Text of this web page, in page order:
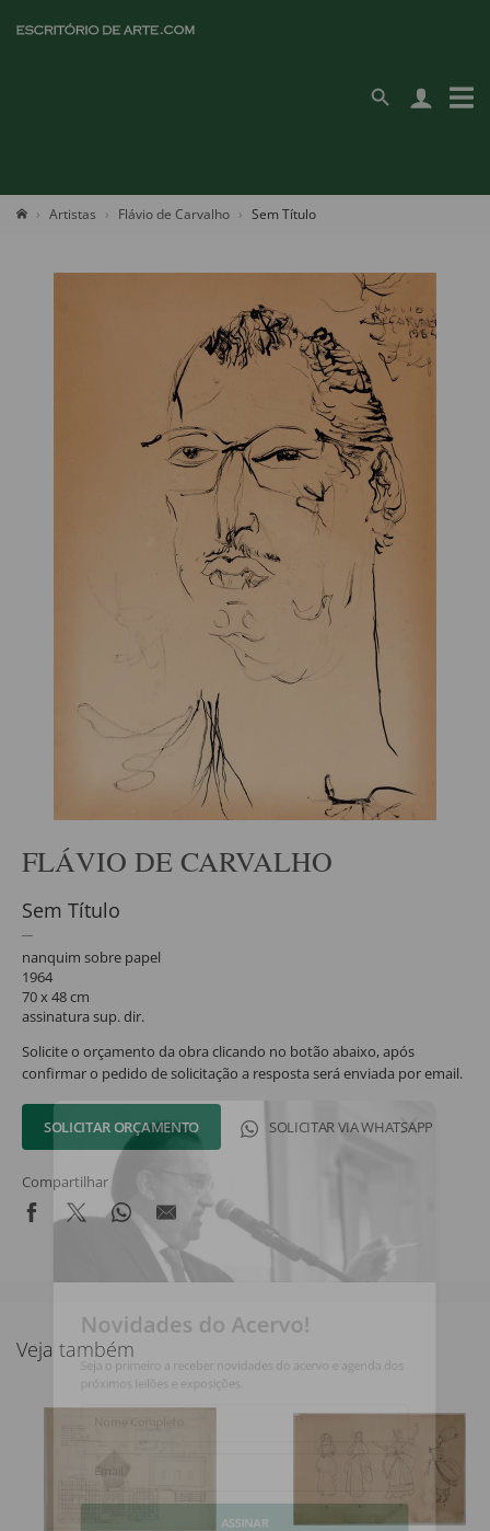
Artistas Flávio de Carvalho Sem Título
FLÁVIO DE CARVALHO
Sem Título
nanquim sobre papel
1964
70 x 48 cm
assinatura sup. dir.
Solicite o orçamento da obra clicando no botão abaixo, após
confirmar o pedido de solicitação a resposta será enviada por email.
SOLICITAR ORÇAMENTO SOLICITAR VIA WHATSAPP
Compartilhar
Veja também
Novidades do Acervo!
Seja o primeiro a receber novidades do acervo e agenda dos
próximos leilões e exposições.